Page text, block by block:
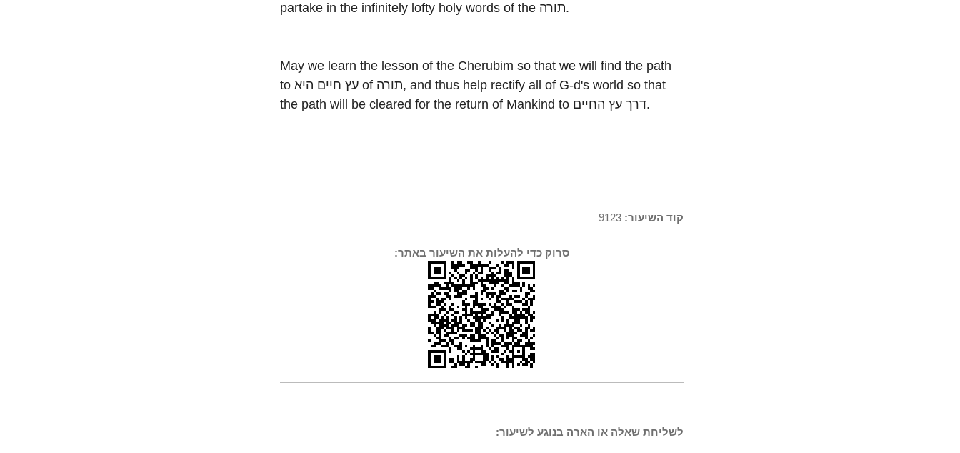
partake in the infinitely lofty holy words of the תורה.
May we learn the lesson of the Cherubim so that we will find the path
to עץ חיים היא of תורה, and thus help rectify all of G-d's world so that
the path will be cleared for the return of Mankind to דרך עץ החיים.
קוד השיעור:
סרוק כדי להעלות את השיעור באתר:
לשליחת שאלה או הארה בנוגע לשיעור: